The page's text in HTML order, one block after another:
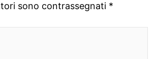
sono contrassegnati *